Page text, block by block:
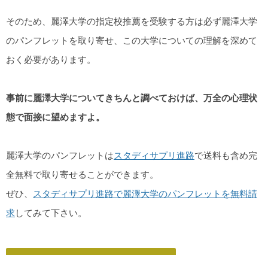
そのため、麗澤大学の指定校推薦を受験する方は必ず麗澤大学
のパンフレットを取り寄せ、この大学についての理解を深めて
おく必要があります。
事前に麗澤大学についてきちんと調べておけば、万全の心理状
態で面接に望めますよ。
麗澤大学のパンフレットはスタディサプリ進路で送料も含め完
全無料で取り寄せることができます。
ぜひ、
スタディサプリ進路で麗澤大学のパンフレットを無料請
求してみて下さい。